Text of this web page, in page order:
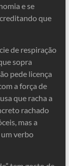
e se
que
de respiração
sopra
pede licença
a força de
que racha a
rachado
mas a
um verbo